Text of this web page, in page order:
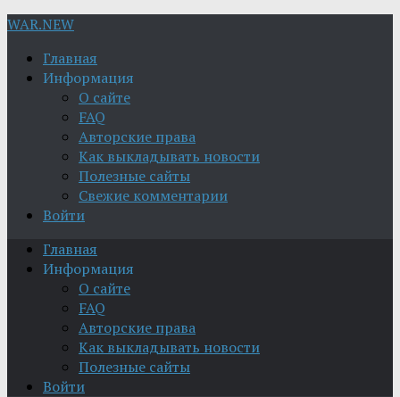
WAR.NEW
Главная
Информация
О сайте
FAQ
Авторские права
Как выкладывать новости
Полезные сайты
Свежие комментарии
Войти
Главная
Информация
О сайте
FAQ
Авторские права
Как выкладывать новости
Полезные сайты
Войти